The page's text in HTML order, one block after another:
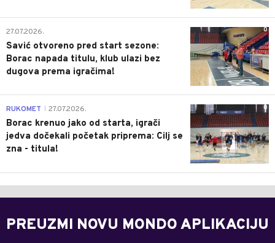
0
27.07.2026.
Savić otvoreno pred start sezone:
Borac napada titulu, klub ulazi bez
dugova prema igračima!
0
RUKOMET 27.07.2026.
Borac krenuo jako od starta, igrači
jedva dočekali početak priprema: Cilj se
zna - titula!
PREUZMI NOVU MONDO APLIKACIJU